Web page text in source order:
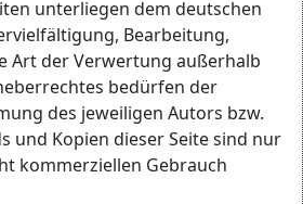
unterliegen dem deutschen
Bearbeitung,
Art der Verwertung außerhalb
bedürfen der
des jeweiligen Autors bzw.
und Kopien dieser Seite sind nur
kommerziellen Gebrauch